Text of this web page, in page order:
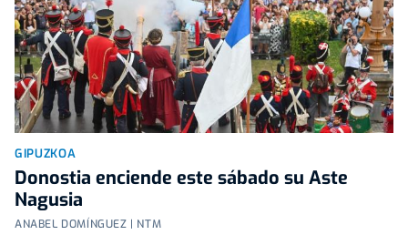
GIPUZKOA
Donostia enciende este sábado su Aste
Nagusia
ANABEL DOMÍNGUEZ | NTM